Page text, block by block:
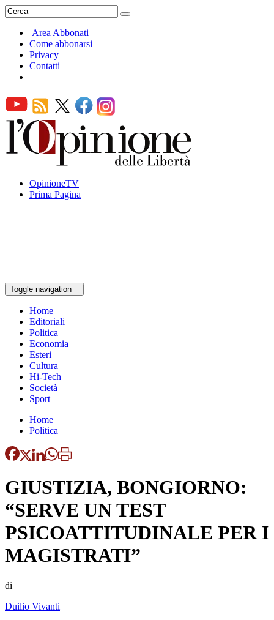
Area Abbonati
Come abbonarsi
Privacy
Contatti
OpinioneTV
Prima Pagina
Toggle navigation
Home
Editoriali
Politica
Economia
Esteri
Cultura
Hi-Tech
Società
Sport
Home
Politica
GIUSTIZIA, BONGIORNO:
“SERVE UN TEST
PSICOATTITUDINALE PER I
MAGISTRATI”
di
Duilio Vivanti